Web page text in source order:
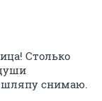
Столько
шляпу снимаю.